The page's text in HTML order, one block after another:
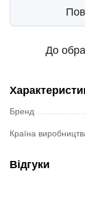
До
Бренд
Країна
Відгуки